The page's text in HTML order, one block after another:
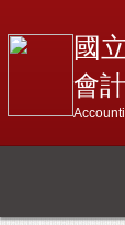
國
會